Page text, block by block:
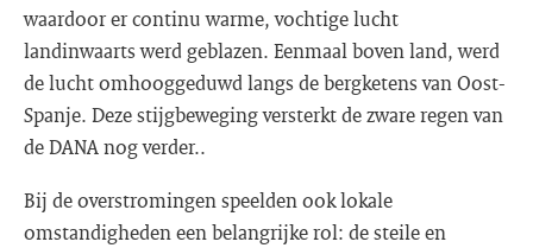
waardoor er continu warme, vochtige lucht
landinwaarts werd geblazen. Eenmaal boven land, werd
de lucht omhooggeduwd langs de bergketens van Oost-
Spanje. Deze stijgbeweging versterkt de zware regen van
de DANA nog verder..
Bij de overstromingen speelden ook lokale
omstandigheden een belangrijke rol: de steile en